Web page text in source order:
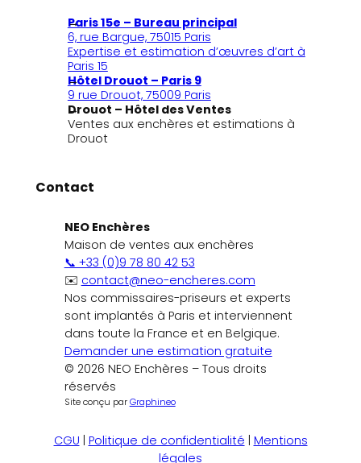
Paris 15e – Bureau principal
6, rue Bargue, 75015 Paris
Expertise et estimation d’œuvres d’art à
Paris 15
Hôtel Drouot – Paris 9
9 rue Drouot, 75009 Paris
Drouot – Hôtel des Ventes
Ventes aux enchères et estimations à
Drouot
Contact
NEO Enchères
Maison de ventes aux enchères
📞 +33 (0)9 78 80 42 53
✉️ contact@neo-encheres.com
Nos commissaires-priseurs et experts
sont implantés à Paris et interviennent
dans toute la France et en Belgique.
Demander une estimation gratuite
© 2026 NEO Enchères – Tous droits
réservés
Site conçu parGraphineo
CGU Politique de confidentialité Mentions
légales